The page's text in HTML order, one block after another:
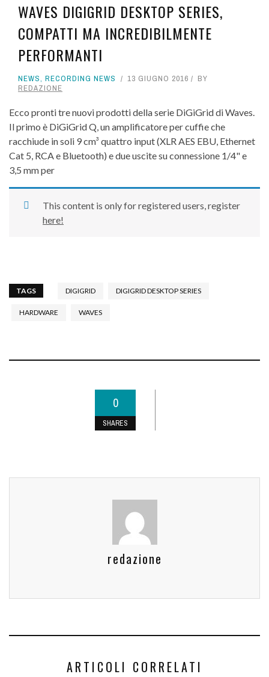
WAVES DIGIGRID DESKTOP SERIES,
COMPATTI MA INCREDIBILMENTE
PERFORMANTI
NEWS, RECORDING NEWS 13 GIUGNO 2016
BY
REDAZIONE
Ecco pronti tre nuovi prodotti della serie DiGiGrid di Waves.
Il primo è DiGiGrid Q, un amplificatore per cuffie che
racchiude in soli 9 cm³ quattro input (XLR AES EBU, Ethernet
Cat 5, RCA e Bluetooth) e due uscite su connessione 1/4" e
3,5 mm per
This content is only for registered users, register
here!
TAGS DIGIGRID DIGIGRID DESKTOP SERIES
HARDWARE WAVES
0
SHARES
redazione
ARTICOLI CORRELATI